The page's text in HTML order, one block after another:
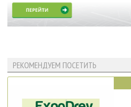
РЕКОМЕНДУЕМ ПОСЕТИТЬ